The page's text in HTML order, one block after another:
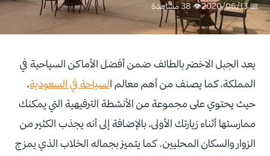
📅 2020/06/13 👁 38 مشاهدة
يعد الجبل الاخضر بالطائف ضمن أفضل الأماكن السياحية في
المملكة، كما يصنف من أهم معالم السياحة في السعودية،
حيث يحتوي على مجموعة من الأنشطة الترفيهية التي يمكنك
ممارستها أثناء زيارتك الأولى، بالإضافة إلى أنه يجذب الكثير من
الزوار والسكان المحليين. كما يتميز بجماله الخلاب الذي يمزج